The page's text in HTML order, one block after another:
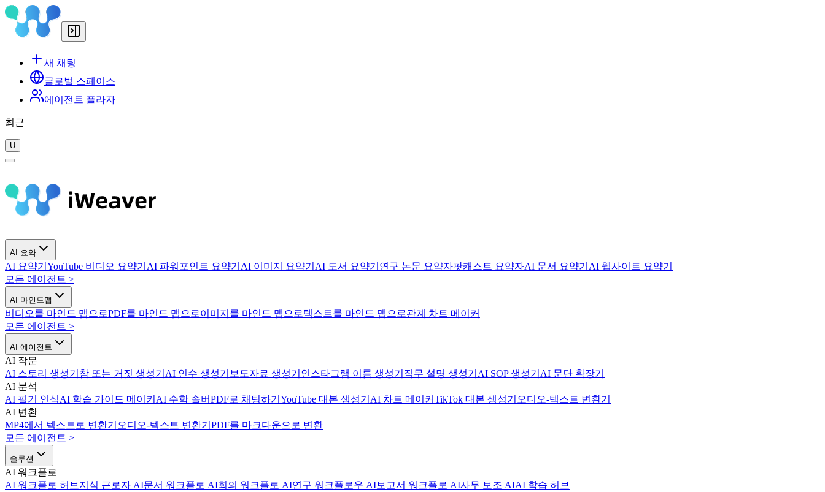
새 채팅
글로벌 스페이스
에이전트 플라자
최근
U
AI 요약
AI 요약기 YouTube 비디오 요약기 AI 파워포인트 요약기 AI 이미지 요약기 AI 도서 요약기 연구 논문 요약자팟캐스트 요약자AI 문서 요약기 AI 웹사이트 요약기
모든 에이전트 >
AI 마인드맵
비디오를 마인드 맵으로PDF를 마인드 맵으로이미지를 마인드 맵으로텍스트를 마인드 맵으로관계 차트 메이커
모든 에이전트 >
AI 에이전트
AI 작문
AI 스토리 생성기 참 또는 거짓 생성기 AI 인수 생성기 보도자료 생성기 인스타그램 이름 생성기 직무 설명 생성기 AI SOP 생성기 AI 문단 확장기
AI 분석
AI 필기 인식AI 학습 가이드 메이커 AI 수학 솔버PDF로 채팅하기 YouTube 대본 생성기 AI 차트 메이커TikTok 대본 생성기 오디오-텍스트 변환기
AI 변환
MP4에서 텍스트로 변환기 오디오-텍스트 변환기 PDF를 마크다운으로 변환
모든 에이전트 >
솔루션
AI 워크플로
AI 워크플로 허브 지식 근로자 AI문서 워크플로 AI회의 워크플로 AI연구 워크플로우 AI보고서 워크플로 AI사무 보조 AIAI 학습 허브